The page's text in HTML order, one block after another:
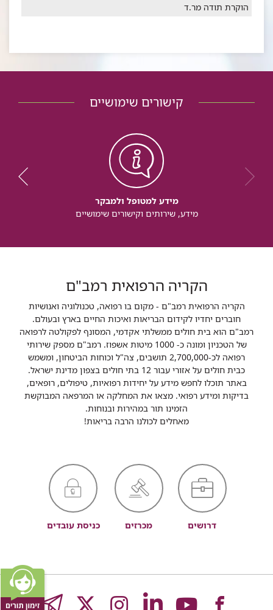
הוקרת תודה מר.ד
קישורים שימושיים
מידע למטופל ולמבקר
מידע, שירותים וקישורים שימושיים
הקריה הרפואית רמב"ם
הקריה הרפואית רמב"ם - מקום בו רפואה, טכנולוגיה ואנושיות
חוברים יחדיו לקידום הבריאות ואיכות החיים בארץ ובעולם.
רמב"ם הוא בית חולים ממשלתי אקדמי, המסונף לפקולטה לרפואה
של הטכניון ומונה כ- 1000 מיטות אשפוז. רמב"ם מספק שירותי
רפואה לכ-2,700,000 תושבים, צה"ל וכוחות הביטחון, ומשמש
כבית חולים על אזורי עבור 12 בתי חולים בצפון מדינת ישראל.
באתר תוכלו לחפש מידע על יחידות רפואיות, טיפולים, רופאים,
בדיקות ומידע רפואי. מצאו את המחלקה או המרפאה המבוקשת
הזמינו תור במהירות ובנוחות.
מאחלים לכולנו הרבה בריאות!
דרושים מכרזים כניסת עובדים